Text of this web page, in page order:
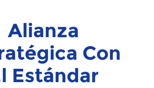
Alianza
Con
Estándar